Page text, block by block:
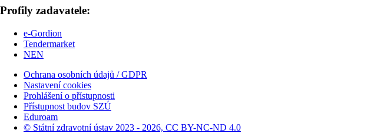
Profily zadavatele:
e-Gordion
Tendermarket
NEN
Ochrana osobních údajů / GDPR
Nastavení cookies
Prohlášení o přístupnosti
Přístupnost budov SZÚ
Eduroam
© Státní zdravotní ústav 2023 - 2026, CC BY-NC-ND 4.0